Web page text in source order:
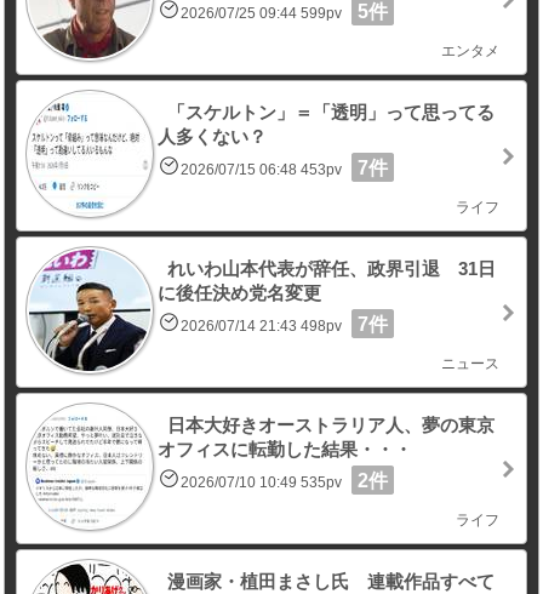
2026/07/25 09:44 599pv 5件
エンタメ
「スケルトン」＝「透明」って思ってる
人多くない？
2026/07/15 06:48 453pv 7件
ライフ
れいわ山本代表が辞任、政界引退 31日
に後任決め党名変更
2026/07/14 21:43 498pv 7件
ニュース
日本大好きオーストラリア人、夢の東京
オフィスに転勤した結果・・・
2026/07/10 10:49 535pv 2件
ライフ
漫画家・植田まさし氏 連載作品すべて